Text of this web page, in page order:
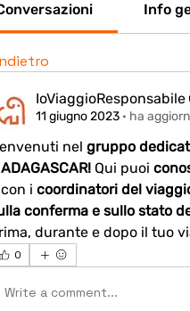
Info
IoViaggioResponsabile
11 giugno 2023 · ha
nel gruppo
Qui puoi
i coordinatori del
conferma e sullo stato
durante e dopo il tuo
0
Write a comment...